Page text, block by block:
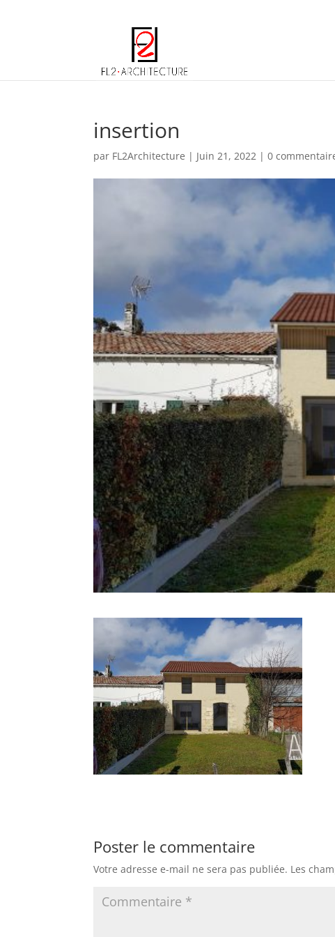
insertion
par FL2Architecture | Juin 21, 2022 |0
Poster le commentaire
Votre adresse e-mail ne sera pas publiée. Les